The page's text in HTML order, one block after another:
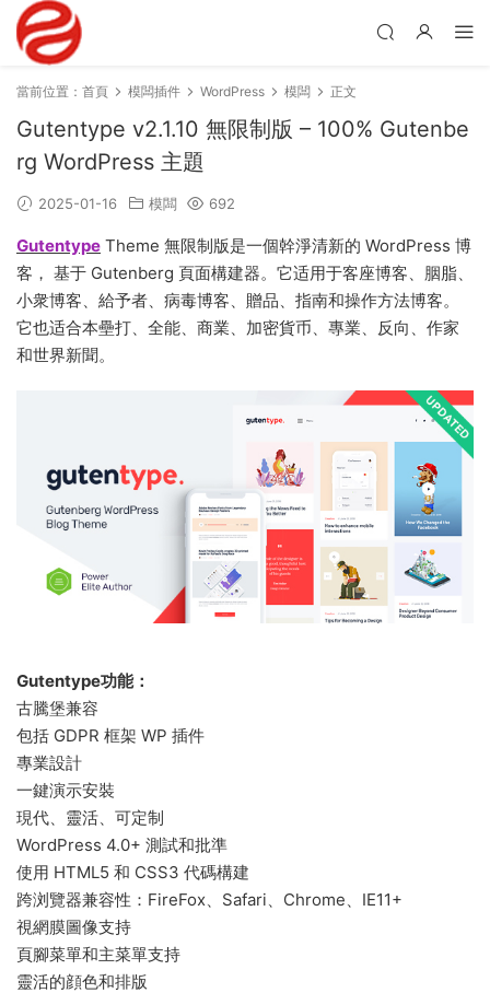
當前位置： 首頁 模闆插件 WordPress 模闆 正文
Gutentype v2.1.10 無限制版 – 100% Gutenbe
rg WordPress 主題
2025-01-16 模闆 692
Gutentype Theme 無限制版是一個幹淨清新的 WordPress 博
客， 基于 Gutenberg 頁面構建器。它适用于客座博客、胭脂、
小衆博客、給予者、病毒博客、贈品、指南和操作方法博客。
它也适合本壘打、全能、商業、加密貨币、專業、反向、作家
和世界新聞。
Gutentype功能：
古騰堡兼容
包括 GDPR 框架 WP 插件
專業設計
一鍵演示安裝
現代、靈活、可定制
WordPress 4.0+ 測試和批準
使用 HTML5 和 CSS3 代碼構建
跨浏覽器兼容性：FireFox、Safari、Chrome、IE11+
視網膜圖像支持
頁腳菜單和主菜單支持
靈活的顔色和排版